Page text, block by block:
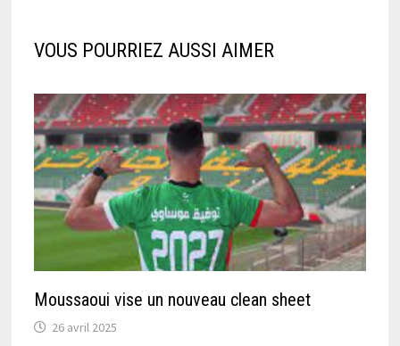
VOUS POURRIEZ AUSSI AIMER
Moussaoui vise un nouveau clean sheet
26 avril 2025